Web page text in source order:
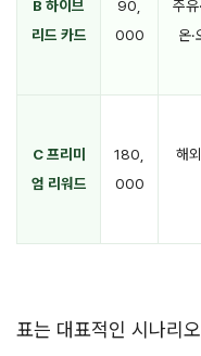
B 하이브
리드 카드
90,
000
주
온
C 프리미
엄 리워드
180,
000
해
표는 대표적인 시나리